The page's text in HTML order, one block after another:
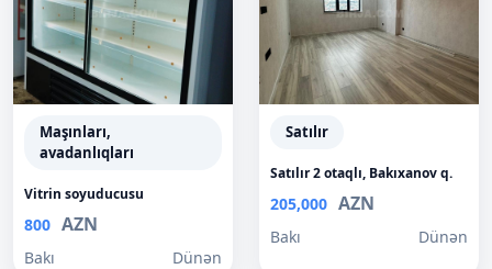
Maşınları,
avadanlıqları
Vitrin soyuducusu
800 AZN
Bakı Dünən
Satılır
Satılır 2 otaqlı, Bakıxanov q.
205,000 AZN
Bakı Dünən